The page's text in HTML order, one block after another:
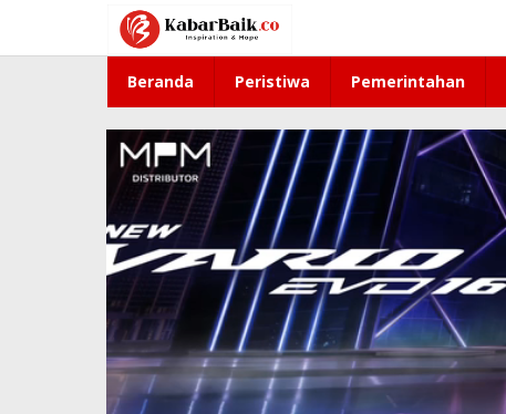
konten
Beranda Peristiwa Pemerintahan